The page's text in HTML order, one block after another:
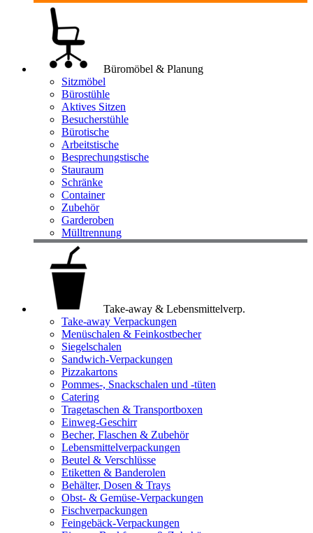
Büromöbel & Planung
Sitzmöbel
Bürostühle
Aktives Sitzen
Besucherstühle
Bürotische
Arbeitstische
Besprechungstische
Stauraum
Schränke
Container
Zubehör
Garderoben
Mülltrennung
Take-away & Lebensmittelverp.
Take-away Verpackungen
Menüschalen & Feinkostbecher
Siegelschalen
Sandwich-Verpackungen
Pizzakartons
Pommes-, Snackschalen und -tüten
Catering
Tragetaschen & Transportboxen
Einweg-Geschirr
Becher, Flaschen & Zubehör
Lebensmittelverpackungen
Beutel & Verschlüsse
Etiketten & Banderolen
Behälter, Dosen & Trays
Obst- & Gemüse-Verpackungen
Fischverpackungen
Feingebäck-Verpackungen